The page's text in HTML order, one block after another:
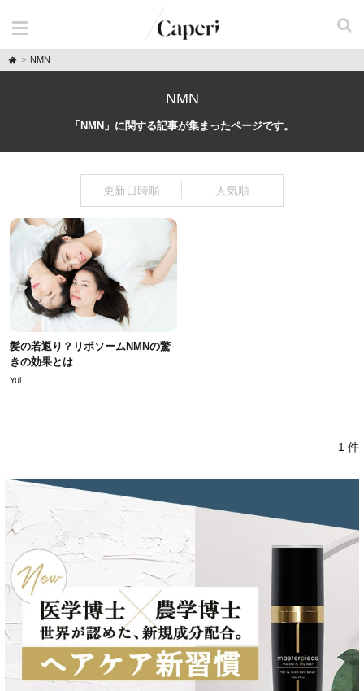
H
o
NMN
NMN
「NMN」に関する記事が集まったページです。
更新日時順 人気順
髪の若返り？リポソームNMNの驚
きの効果とは
Yui
1 件